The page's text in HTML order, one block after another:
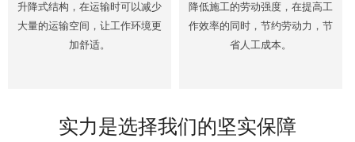
升降式结构，在运输时可以减少
大量的运输空间，让工作环境更
加舒适。
降低施工的劳动强度，在提高工
作效率的同时，节约劳动力，节
省人工成本。
实力是选择我们的坚实保障